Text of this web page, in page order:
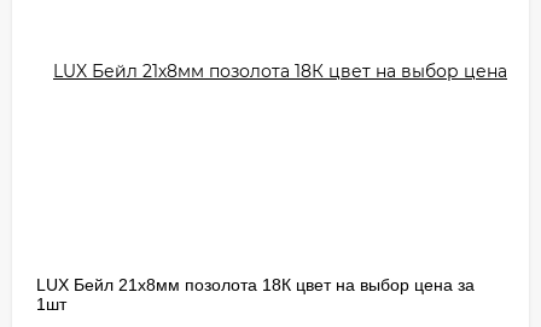
LUX Бейл 21х8мм позолота 18К цвет на выбор цена за
1шт